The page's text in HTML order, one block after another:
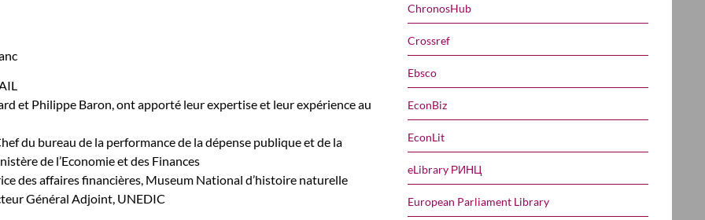
et Philippe Baron, ont apporté leur expertise et leur expérience au
du bureau de la performance de la dépense publique et de la
de l’Economie et des Finances
des affaires financières, Museum National d’histoire naturelle
Général Adjoint, UNEDIC
ChronosHub
Crossref
Ebsco
EconBiz
EconLit
eLibrary РИНЦ
European Parliament Library